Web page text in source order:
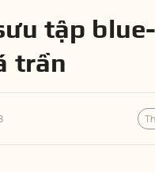
tập
trần